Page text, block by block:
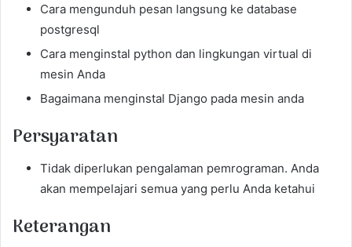
Cara mengunduh pesan langsung ke database
postgresql
Cara menginstal python dan lingkungan virtual di
mesin Anda
Bagaimana menginstal Django pada mesin anda
Persyaratan
Tidak diperlukan pengalaman pemrograman. Anda
akan mempelajari semua yang perlu Anda ketahui
Keterangan